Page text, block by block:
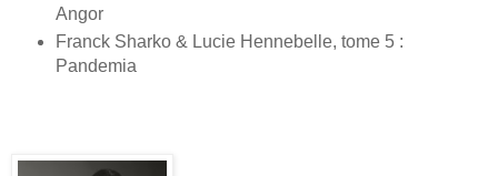
Angor
Franck Sharko & Lucie Hennebelle, tome 5 :
Pandemia